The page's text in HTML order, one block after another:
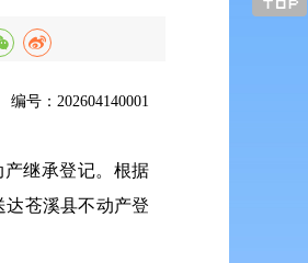
编号：202604140001
继承登记。根据
达苍溪县不动产登